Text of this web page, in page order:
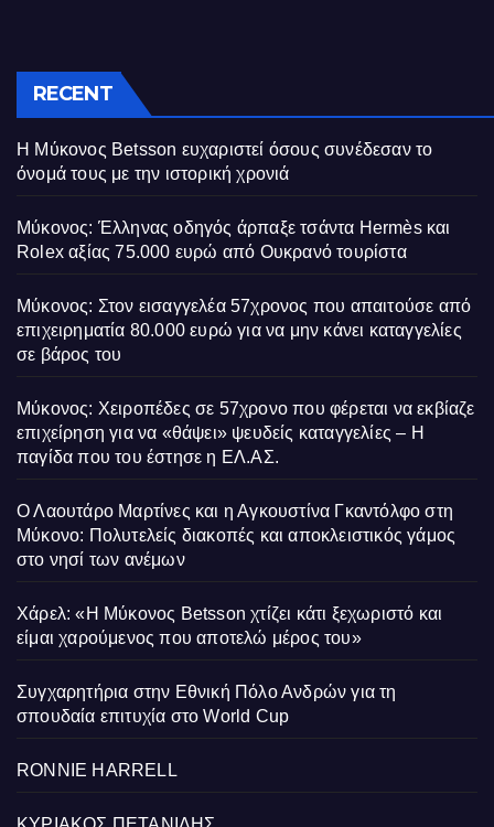
RECENT
Η Μύκονος Betsson ευχαριστεί όσους συνέδεσαν το
όνομά τους με την ιστορική χρονιά
Μύκονος: Έλληνας οδηγός άρπαξε τσάντα Hermès και
Rolex αξίας 75.000 ευρώ από Ουκρανό τουρίστα
Μύκονος: Στον εισαγγελέα 57χρονος που απαιτούσε από
επιχειρηματία 80.000 ευρώ για να μην κάνει καταγγελίες
σε βάρος του
Μύκονος: Χειροπέδες σε 57χρονο που φέρεται να εκβίαζε
επιχείρηση για να «θάψει» ψευδείς καταγγελίες – Η
παγίδα που του έστησε η ΕΛ.ΑΣ.
Ο Λαουτάρο Μαρτίνες και η Αγκουστίνα Γκαντόλφο στη
Μύκονο: Πολυτελείς διακοπές και αποκλειστικός γάμος
στο νησί των ανέμων
Χάρελ: «Η Μύκονος Betsson χτίζει κάτι ξεχωριστό και
είμαι χαρούμενος που αποτελώ μέρος του»
Συγχαρητήρια στην Εθνική Πόλο Ανδρών για τη
σπουδαία επιτυχία στο World Cup
RONNIE HARRELL